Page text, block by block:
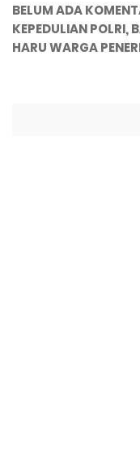
BELUM ADA
KEPEDULIAN POLRI,
HARU WARGA